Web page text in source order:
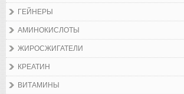
ГЕЙНЕРЫ
АМИНОКИСЛОТЫ
ЖИРОСЖИГАТЕЛИ
КРЕАТИН
ВИТАМИНЫ